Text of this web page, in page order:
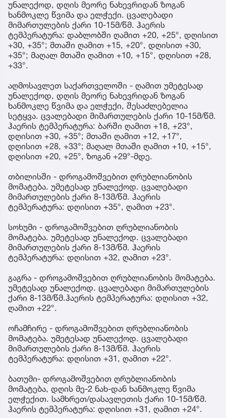
უნალექოდ, დღის მეორე ნახევრიდან ზოგან
ხანმოკლე წვიმა და ელჭექი. ცვალებადი
მიმართულების ქარი 10-15მ/წმ. ჰაერის
ტემპერატურა: დაბლობში ღამით +20, +25°, დღისით
+30, +35°; მთაში ღამით +15, +20°, დღისით +30,
+35°; მაღალ მთაში ღამით +10, +15°, დღისით +28,
+33°.
აღმოსავლეთ საქართველოში - ღამით უმეტესად
უნალექოდ, დღის მეორე ნახევრიდან ზოგან
ხანმოკლე წვიმა და ელჭექი, შესაძლებელია
სეტყვა. ცვალებადი მიმართულების ქარი 10-15მ/წმ.
ჰაერის ტემპერატურა: ბარში ღამით +18, +23°,
დღისით +30, +35°; მთაში ღამით +12, +17°,
დღისით +28, +33°; მაღალ მთაში ღამით +10, +15°,
დღისით +20, +25°, ზოგან +29°-მდე.
თბილისში - დროგამოშვებით ღრუბლიანობის
მომატება. უმეტესად უნალექოდ. ცვალებადი
მიმართულების ქარი 8-13მ/წმ. ჰაერის
ტემპერატურა: დღისით +35°, ღამით +23°.
სოხუმი - დროგამოშვებით ღრუბლიანობის
მომატება. უმეტესად უნალექოდ. ცვალებადი
მიმართულების ქარი 8-13მ/წმ. ჰაერის
ტემპერატურა: დღისით +32, ღამით +23°.
გაგრა - დროგამოშვებით ღრუბლიანობის მომატება.
უმეტესად უნალექოდ. ცვალებადი მიმართულების
ქარი 8-13მ/წმ.ჰაერის ტემპერატურა: დღისით +32,
ღამით +22°.
ოჩამჩირე - დროგამოშვებით ღრუბლიანობის
მომატება. უმეტესად უნალექოდ. ცვალებადი
მიმართულების ქარი 8-13მ/წმ. ჰაერის
ტემპერატურა: დღისით +31, ღამით +22°.
ბათუმი- დროგამოშვებით ღრუბლიანობის
მომატება, დღის მე-2 ნახ-დან ხანმოკლე წვიმა
ელჭექით. სამხრეთ/დასავლეთის ქარი 10-15მ/წმ.
ჰაერის ტემპერატურა: დღისით +31, ღამით +24°.